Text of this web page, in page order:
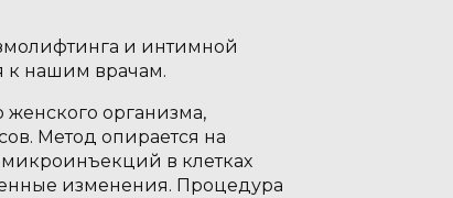
и интимной
к нашим врачам.
организма,
Метод опирается на
в клетках
изменения. Процедура